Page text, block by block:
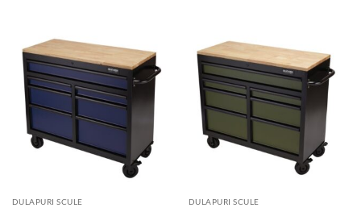
DULAPURI SCULE DULAPURI SCULE